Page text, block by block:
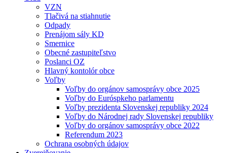
VZN
Tlačivá na stiahnutie
Odpady
Prenájom sály KD
Smernice
Obecné zastupiteľstvo
Poslanci OZ
Hlavný kontolór obce
Voľby
Voľby do orgánov samosprávy obce 2025
Voľby do Euróspkeho parlamentu
Voľby prezidenta Slovenskej republiky 2024
Voľby do Národnej rady Slovenskej republiky
Voľby do orgánov samosprávy obce 2022
Referendum 2023
Ochrana osobných údajov